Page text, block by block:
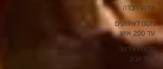
אירוע חברה
מקום לאירועים
עד 200 איש
מקום לאירוע
בתל אביב